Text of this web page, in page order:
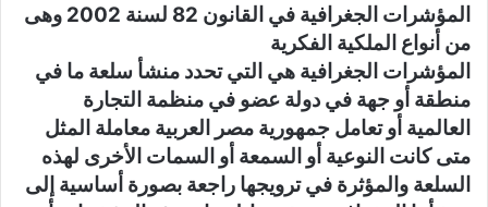
المؤشرات الجغرافية في القانون 82 لسنة 2002 وهى
من أنواع الملكية الفكرية
المؤشرات الجغرافية هي التي تحدد منشأ سلعة ما في
منطقة أو جهة في دولة عضو في منظمة التجارة
العالمية أو تعامل جمهورية مصر العربية معاملة المثل
متى كانت النوعية أو السمعة أو السمات الأخرى لهذه
السلعة والمؤثرة في ترويجها راجعة بصورة أساسية إلى